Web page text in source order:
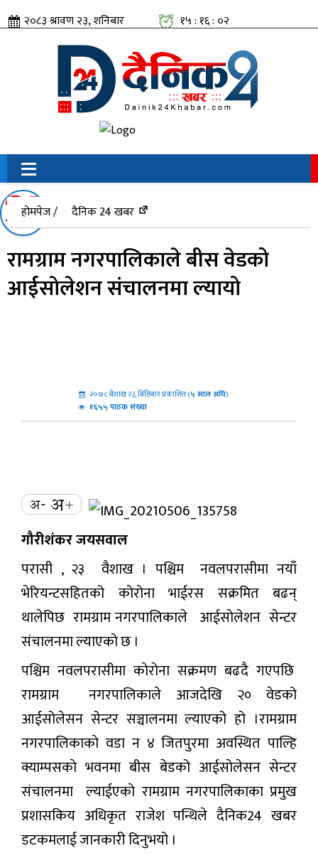
२०८३ श्रावण २३, शनिबार
१५ : १६ : ०२
सामाजिक संजालतिर:
होमपेज / दैनिक 24 खबर
रामग्राम नगरपालिकाले बीस वेडको
आईसाेलेशन संचालनमा ल्यायो
२०७८ बैशाख २३, बिहिबार प्रकाशित (५ साल अघि)
१६५५ पाठक संख्या
गौरीशंकर जयसवाल
परासी , २३ वैशाख । पश्चिम नवलपरासीमा नयाँ
भेरियन्टसहितको काेराेना भाईरस सक्रमित बढन्
थालेपिछ रामग्राम नगरपालिकाले आईसाेलेशन सेन्टर
संचालनमा ल्याएकाे छ ।
पश्चिम नवलपरासीमा काेराेना सक्रमण बढदै गएपछि
रामग्राम नगरपालिकाले आजदेखि २० वेडको
आईसोलेसन सेन्टर सञ्चालनमा ल्याएको हाे ।रामग्राम
नगरपालिकाकाे वडा न ४ जितपुरमा अवस्थित पाल्हि
क्याम्पसकाे भवनमा बीस बेडको आईसाेलेसन सेन्टर
संचालनमा ल्याईएकाे रामग्राम नगरपालिकाका प्रमुख
प्रशासकिय अधिकृत राजेश पन्थिले दैनिक24 खबर
डटकमलाई जानकारी दिनुभयो ।